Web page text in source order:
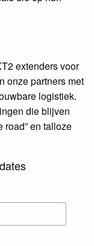
extenders voor
onze partners met
logistiek.
die blijven
road” en talloze